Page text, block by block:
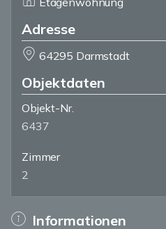
Adresse
64295 Darmstadt
Objektdaten
Objekt-Nr.
6437
Zimmer
2
Informationen